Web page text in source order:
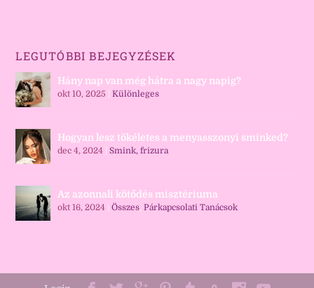
LEGUTÓBBI BEJEGYZÉSEK
Hány nap van még hátra a nagy napig?
okt 10, 2025 |Különleges
Hogyan lesz tökéletes a menyasszonyi sminked?
dec 4, 2024 |Smink, frizura
Az azonnali kötődés misztériuma
okt 16, 2024 |Összes ,Párkapcsolati Tanácsok